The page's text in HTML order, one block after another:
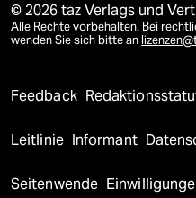
© 2026 taz Verlags und
Alle Rechte vorbehalten. Bei
wenden Sie sich bitte an
Feedback
Leitlinie Informant
Seitenwende